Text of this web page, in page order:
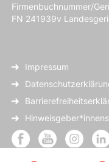
Firmenbuchnummer/
FN 241939v
Impressum